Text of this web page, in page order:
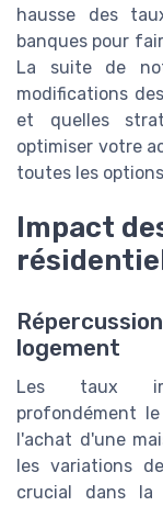
hausse des
banques pour
La suite de
modifications
et quelles
optimiser votre
toutes les
Impact
logement
Les taux
profondément
l'achat d'une
les variations
crucial dans la